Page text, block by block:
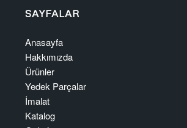
SAYFALAR
Anasayfa
Hakkımızda
Ürünler
Yedek Parçalar
İmalat
Katalog